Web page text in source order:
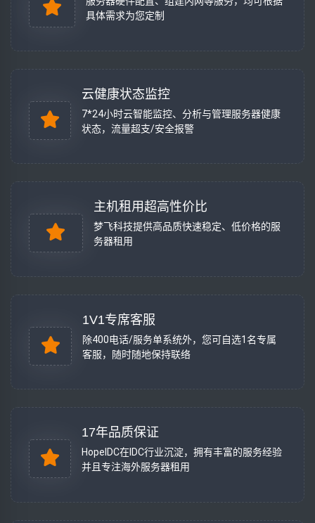
具体需求为您定制
云健康状态监控
7*24小时云智能监控、分析与管理服务器健康
状态，流量超支/安全报警
主机租用超高性价比
梦飞科技提供高品质快速稳定、低价格的服
务器租用
1V1专席客服
除400电话/服务单系统外，您可自选1名专属
客服，随时随地保持联络
17年品质保证
HopeIDC在IDC行业沉淀，拥有丰富的服务经验
并且专注海外服务器租用